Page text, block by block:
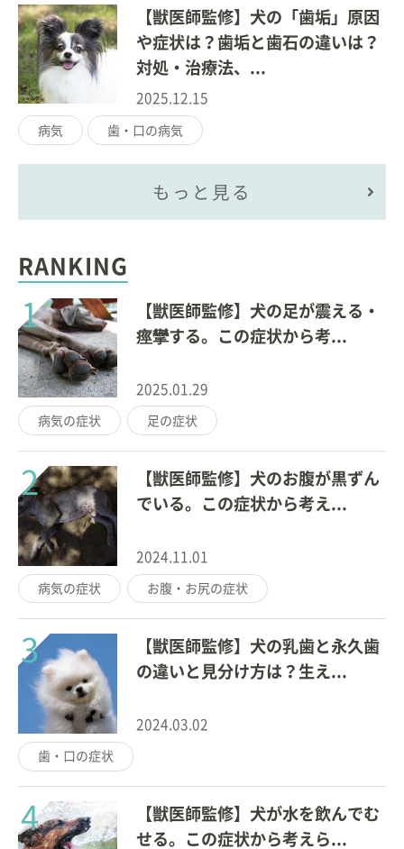
【獣医師監修】犬の「歯垢」原因
や症状は？歯垢と歯石の違いは？
対処・治療法、...
2025.12.15
病気 歯・口の病気
もっと見る
RANKING
1
【獣医師監修】犬の足が震える・
痙攣する。この症状から考...
2025.01.29
病気の症状 足の症状
2
【獣医師監修】犬のお腹が黒ずん
でいる。この症状から考え...
2024.11.01
病気の症状 お腹・お尻の症状
3
【獣医師監修】犬の乳歯と永久歯
の違いと見分け方は？生え...
2024.03.02
歯・口の症状
4
【獣医師監修】犬が水を飲んでむ
せる。この症状から考えら...